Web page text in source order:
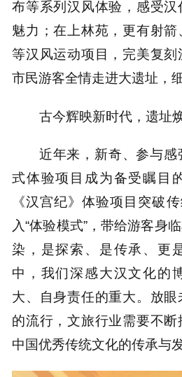
布等系列汉风体验，感受
魅力；在上林苑，更有射
等汉风运动项目，完美复
市民游客全情走进大遗址，
古今辉映新时代，遗址
近年来，新奇、参与
式体验项目成为备受瞩目
《汉宫纪》体验项目突破
入“体验模式”，带给游客身
染，是探索、是传承、更
中，我们深感大汉文化的
大、自身责任的重大。放
的流行，文旅行业需要不
中国优秀传统文化的传承与发